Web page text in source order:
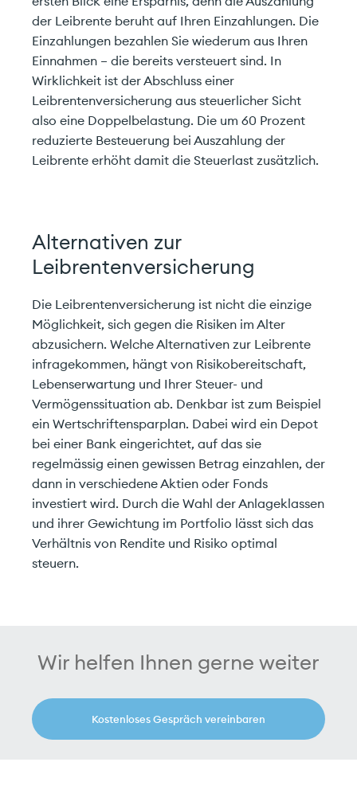
der Leibrente beruht auf Ihren Einzahlungen. Die
Einzahlungen bezahlen Sie wiederum aus Ihren
Einnahmen – die bereits versteuert sind. In
Wirklichkeit ist der Abschluss einer
Leibrentenversicherung aus steuerlicher Sicht
also eine Doppelbelastung. Die um 60 Prozent
reduzierte Besteuerung bei Auszahlung der
Leibrente erhöht damit die Steuerlast zusätzlich.
Alternativen zur
Leibrentenversicherung
Die Leibrentenversicherung ist nicht die einzige
Möglichkeit, sich gegen die Risiken im Alter
abzusichern. Welche Alternativen zur Leibrente
infragekommen, hängt von Risikobereitschaft,
Lebenserwartung und Ihrer Steuer- und
Vermögenssituation ab. Denkbar ist zum Beispiel
ein Wertschriftensparplan. Dabei wird ein Depot
bei einer Bank eingerichtet, auf das sie
regelmässig einen gewissen Betrag einzahlen, der
dann in verschiedene Aktien oder Fonds
investiert wird. Durch die Wahl der Anlageklassen
und ihrer Gewichtung im Portfolio lässt sich das
Verhältnis von Rendite und Risiko optimal
steuern.
Wir helfen Ihnen gerne weiter
Kostenloses Gespräch vereinbaren
Carefinance GmbH
4054 Basel
+41 61 691 88 88
info@carefinance.ch